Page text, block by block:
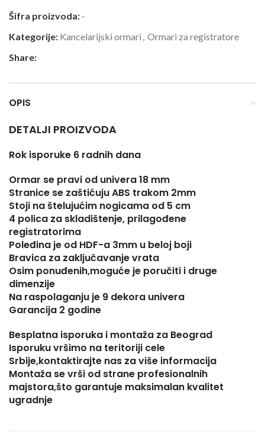
Šifra proizvoda: -
Kategorije: Kancelarijski ormari , Ormari za registratore
Share:
OPIS
DETALJI PROIZVODA
Rok isporuke 6 radnih dana
Ormar se pravi od univera 18 mm
Stranice se zaštićuju ABS trakom 2mm
Stoji na štelujućim nogicama od 5 cm
4 polica za skladištenje, prilagođene
registratorima
Poleđina je od HDF-a 3mm u beloj boji
Bravica za zaključavanje vrata
Osim ponuđenih,moguće je poručiti i druge
dimenzije
Na raspolaganju je 9 dekora univera
Garancija 2 godine
Besplatna isporuka i montaža za Beograd
Isporuku vršimo na teritoriji cele
Srbije,kontaktirajte nas za više informacija
Montaža se vrši od strane profesionalnih
majstora,što garantuje maksimalan kvalitet
ugradnje